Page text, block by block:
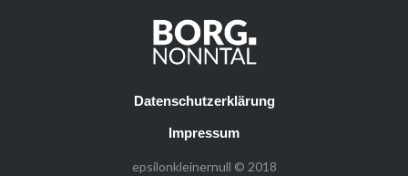
Datenschutzerklärung
Impressum
epsilonkleinernull © 2018